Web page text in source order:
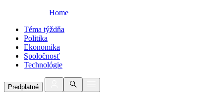
Home
Téma týždňa
Politika
Ekonomika
Spoločnosť
Technológie
Predplatné